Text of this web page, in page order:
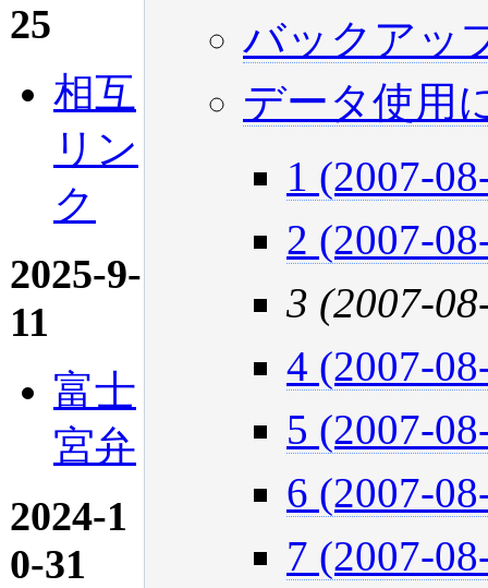
25
相互
リン
ク
2025-9-
11
富士
宮弁
2024-1
0-31
バックアッ
データ使用
1 (2007-
2 (2007-
3 (2007-
4 (2007-
5 (2007-
6 (2007-
7 (2007-